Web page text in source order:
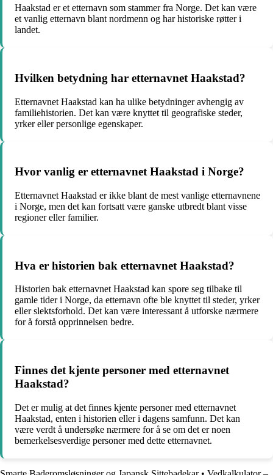
Haakstad er et etternavn som stammer fra Norge. Det kan være
et vanlig etternavn blant nordmenn og har historiske røtter i
landet.
Hvilken betydning har etternavnet Haakstad?
Etternavnet Haakstad kan ha ulike betydninger avhengig av
familiehistorien. Det kan være knyttet til geografiske steder,
yrker eller personlige egenskaper.
Hvor vanlig er etternavnet Haakstad i Norge?
Etternavnet Haakstad er ikke blant de mest vanlige etternavnene
i Norge, men det kan fortsatt være ganske utbredt blant visse
regioner eller familier.
Hva er historien bak etternavnet Haakstad?
Historien bak etternavnet Haakstad kan spore seg tilbake til
gamle tider i Norge, da etternavn ofte ble knyttet til steder, yrker
eller slektsforhold. Det kan være interessant å utforske nærmere
for å forstå opprinnelsen bedre.
Finnes det kjente personer med etternavnet
Haakstad?
Det er mulig at det finnes kjente personer med etternavnet
Haakstad, enten i historien eller i dagens samfunn. Det kan
være verdt å undersøke nærmere for å se om det er noen
bemerkelsesverdige personer med dette etternavnet.